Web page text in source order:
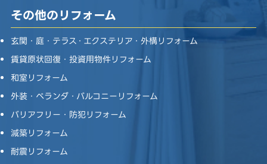
その他のリフォーム
玄関・庭・テラス・エクステリア・外構リフォーム
賃貸原状回復・投資用物件リフォーム
和室リフォーム
外装・ベランダ・バルコニーリフォーム
バリアフリー・防犯リフォーム
減築リフォーム
耐震リフォーム